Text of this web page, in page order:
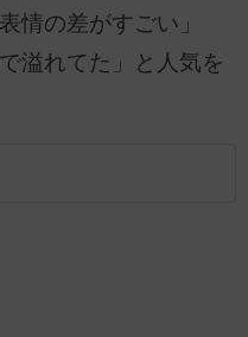
情の差がすごい」
溢れてた」と人気を